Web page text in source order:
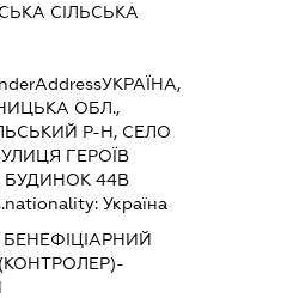
СІЛЬСЬКА
УКРАЇНА,
ОБЛ.,
Р-Н, СЕЛО
ГЕРОЇВ
44В
Україна